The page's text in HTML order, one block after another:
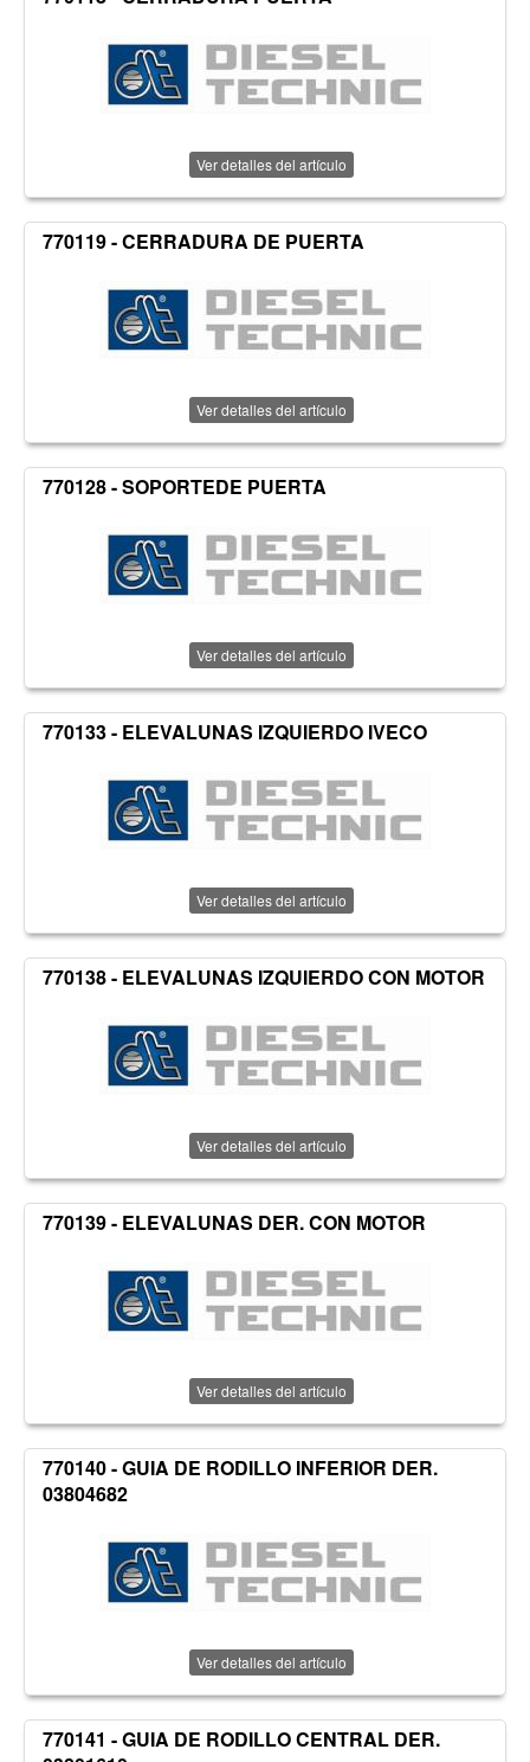
Ver detalles del artículo
770119 - CERRADURA DE PUERTA
Ver detalles del artículo
770128 - SOPORTEDE PUERTA
Ver detalles del artículo
770133 - ELEVALUNAS IZQUIERDO IVECO
Ver detalles del artículo
770138 - ELEVALUNAS IZQUIERDO CON MOTOR
Ver detalles del artículo
770139 - ELEVALUNAS DER. CON MOTOR
Ver detalles del artículo
770140 - GUIA DE RODILLO INFERIOR DER.
03804682
Ver detalles del artículo
770141 - GUIA DE RODILLO CENTRAL DER.